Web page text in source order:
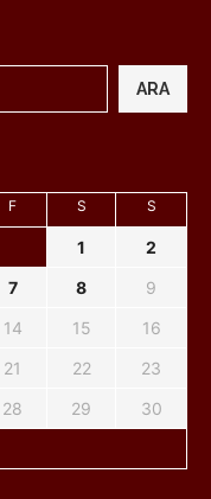
ARA
F S S
1
2
7 8
9
14 15
16
21 22
23
28 29
30